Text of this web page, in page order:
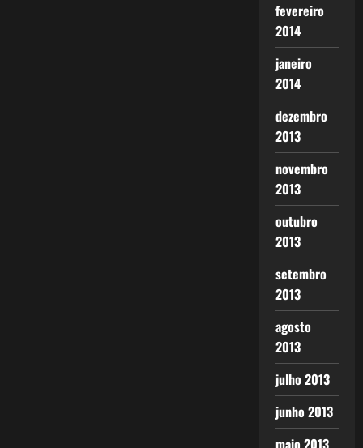
fevereiro
2014
janeiro
2014
dezembro
2013
novembro
2013
outubro
2013
setembro
2013
agosto
2013
julho 2013
junho 2013
maio 2013